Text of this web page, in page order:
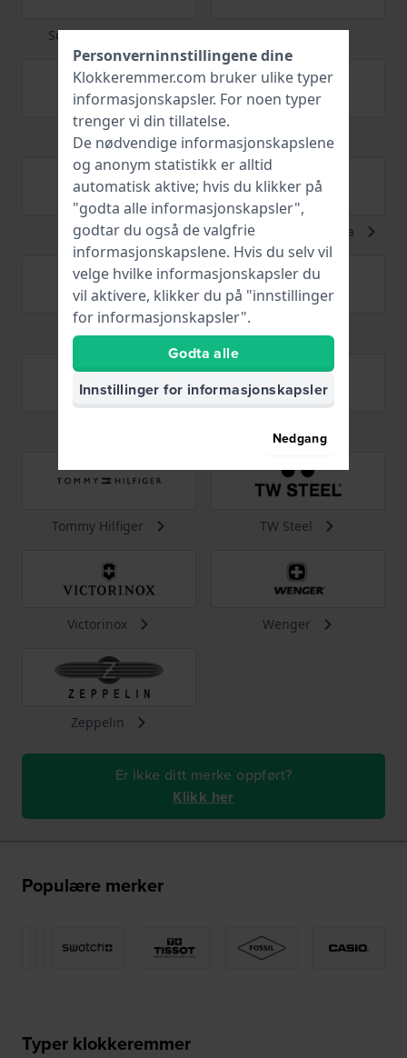
Scuderia Ferrari Seiko
Skagen Swarovski
Swatch Swiss Military Hanowa
Tommy Hilfiger TW Steel
Victorinox Wenger
Zeppelin
Er ikke ditt merke oppført?
Klikk her
Populære merker
Typer klokkeremmer
Personverninnstillingene dine
Klokkeremmer.com bruker ulike typer
informasjonskapsler. For noen typer
trenger vi din tillatelse.
De nødvendige informasjonskapslene
og anonym statistikk er alltid
automatisk aktive; hvis du klikker på
"godta alle informasjonskapsler",
godtar du også de valgfrie
informasjonskapslene. Hvis du selv vil
velge hvilke informasjonskapsler du
vil aktivere, klikker du på "innstillinger
for informasjonskapsler".
Godta alle
Innstillinger for informasjonskapsler
Nedgang